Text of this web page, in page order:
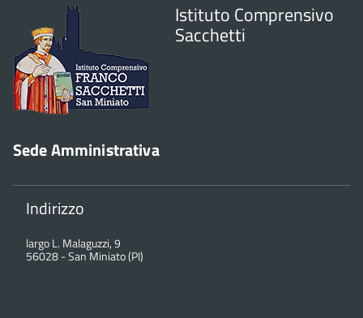
Istituto Comprensivo
Sacchetti
Sede Amministrativa
Indirizzo
largo L. Malaguzzi, 9
56028-San Miniato (PI)